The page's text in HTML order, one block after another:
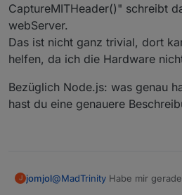
CaptureMITHeader()" schreibt
webServer.
Das ist nicht ganz trivial, dort
helfen, da ich die Hardware
Bezüglich Node.js: was genau
hast du eine genauere
J jomjol@MadTrinity Habe mir